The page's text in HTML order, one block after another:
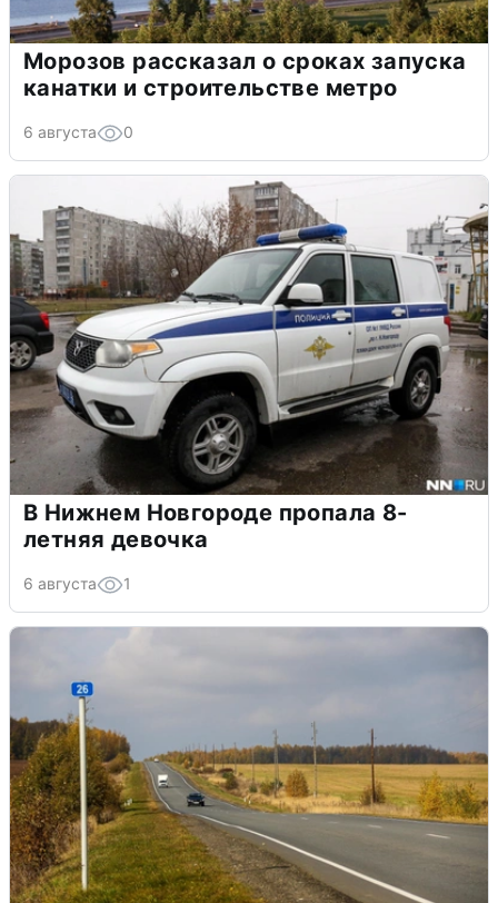
Морозов рассказал о сроках запуска
канатки и строительстве метро
6 августа 0
В Нижнем Новгороде пропала 8-
летняя девочка
6 августа 1